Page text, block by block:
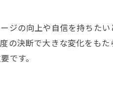
ジの向上や自信を持ちた
の決断で大きな変化をもた
です。